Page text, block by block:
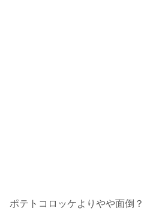
ポテトコロッケよりやや面倒？